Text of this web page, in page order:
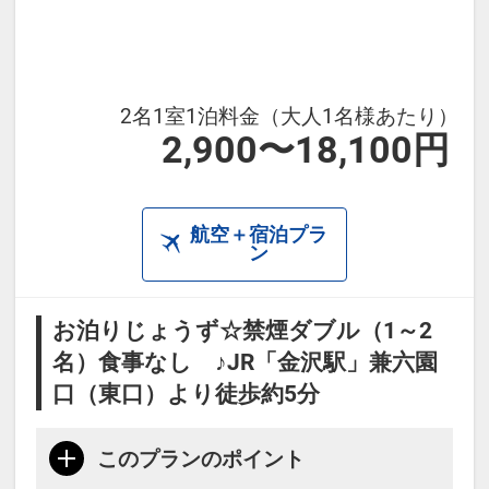
【セルフうどん】12：00～22：
00（数量限定）
【ポップコーン】15：00～21：00
【ドリンクバー】5：00～24：00
・館内には50.000冊の漫画が設置さ
れており、ご滞在中はお部屋でゆっ
くりお読みいただけます
※状況により食事内容・食事場所が
変更となる場合がございます。
本プランは価格変動制です。
2名1室1泊料金（大人1名様あたり）
2,900〜18,100円
航空＋宿泊プラ
ン
お泊りじょうず☆禁煙ダブル（1～2
名）食事なし ♪JR「金沢駅」兼六園
口（東口）より徒歩約5分
このプランのポイント